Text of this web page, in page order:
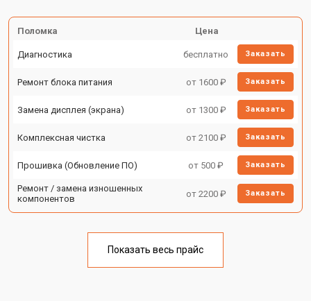
Поломка Цена
Диагностика бесплатно Заказать
Ремонт блока питания от 1600 ₽ Заказать
Замена дисплея (экрана) от 1300 ₽ Заказать
Комплексная чистка от 2100 ₽ Заказать
Прошивка (Обновление ПО) от 500 ₽ Заказать
Ремонт / замена изношенных
компонентов
от 2200 ₽ Заказать
Показать весь прайс